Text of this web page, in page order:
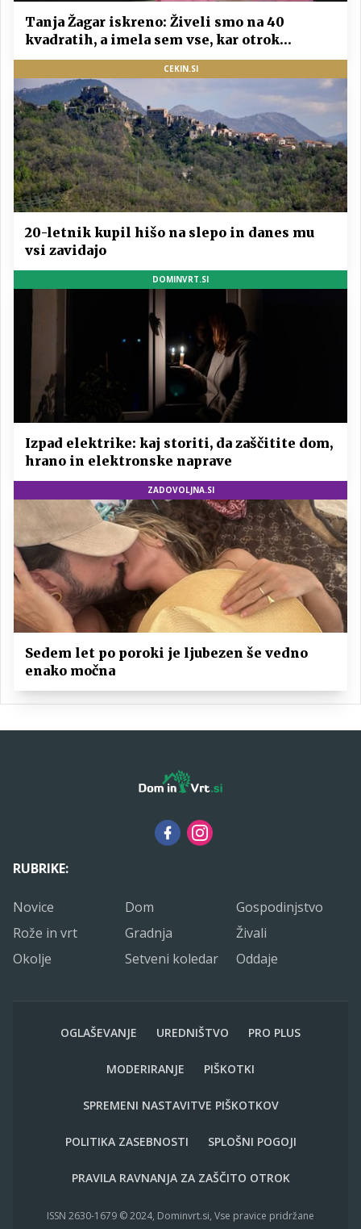
Tanja Žagar iskreno: Živeli smo na 40
kvadratih, a imela sem vse, kar otrok
potrebuje
CEKIN.SI
20-letnik kupil hišo na slepo in danes mu
vsi zavidajo
DOMINVRT.SI
Izpad elektrike: kaj storiti, da zaščitite dom,
hrano in elektronske naprave
ZADOVOLJNA.SI
Sedem let po poroki je ljubezen še vedno
enako močna
RUBRIKE:
Novice Dom
Gospodinjstvo
Rože in vrt
Gradnja
Živali
Okolje
Setveni koledar Oddaje
OGLAŠEVANJE UREDNIŠTVO PRO PLUS
MODERIRANJE PIŠKOTKI
SPREMENI NASTAVITVE PIŠKOTKOV
POLITIKA ZASEBNOSTI SPLOŠNI POGOJI
PRAVILA RAVNANJA ZA ZAŠČITO OTROK
ISSN 2630-1679 © 2024, Dominvrt.si, Vse pravice pridržane